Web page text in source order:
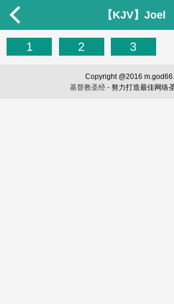
【KJV】Joel
1 2 3
Copyright @2016
基督教圣经 - 努力打造最佳网络